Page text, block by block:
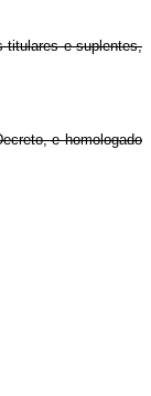
titulares e suplentes,
e homologado